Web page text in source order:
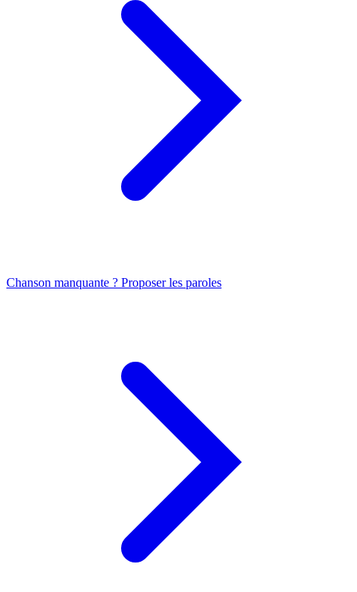
Chanson manquante ? Proposer les paroles